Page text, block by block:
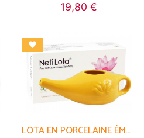
19,80 €
LOTA EN PORCELAINE ÉMAILLÉE 250ML